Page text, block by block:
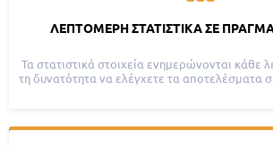
ΛΕΠΤΟΜΕΡΉ ΣΤΑΤΙΣΤΙΚΆ ΣΕ
Τα στατιστικά στοιχεία ενημερώνονται κάθε
τη δυνατότητα να ελέγχετε τα αποτελέσματα